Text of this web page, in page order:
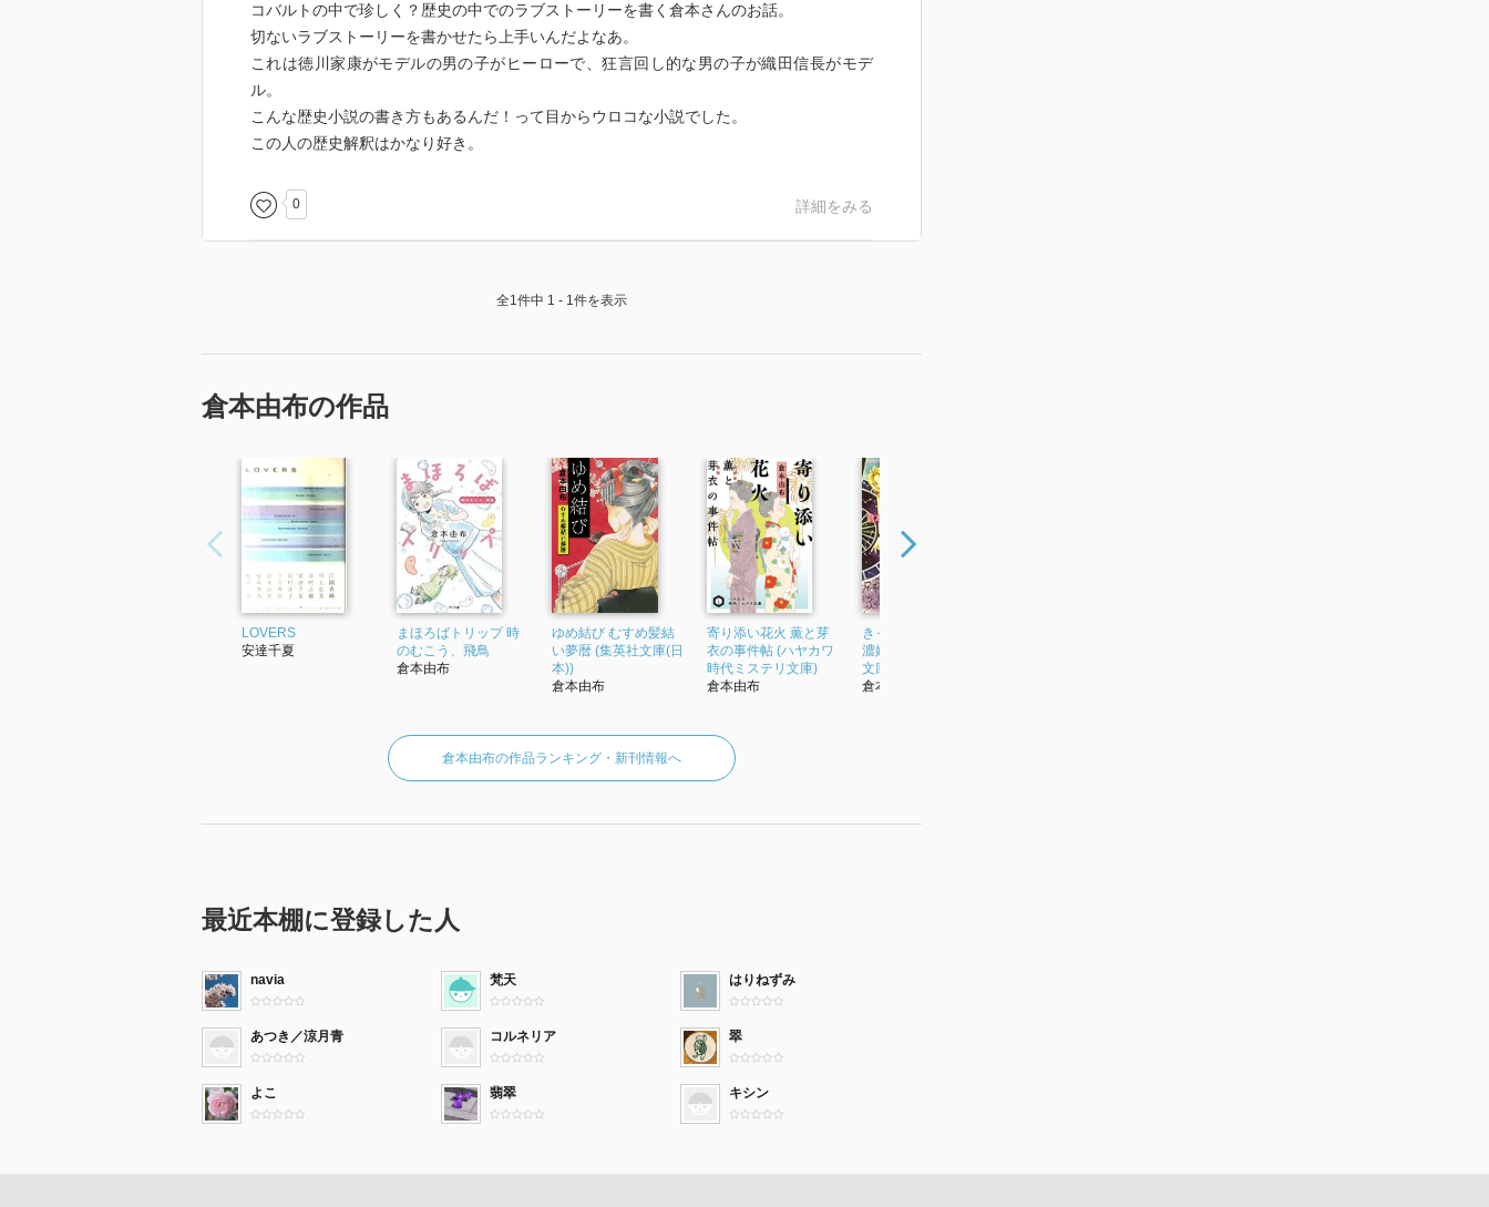
コバルトの中で珍しく？歴史の中でのラブストーリーを書く倉本さんのお話。
切ないラブストーリーを書かせたら上手いんだよなあ。
これは徳川家康がモデルの男の子がヒーローで、狂言回し的な男の子が織田信長がモデ
ル。
こんな歴史小説の書き方もあるんだ！って目からウロコな小説でした。
この人の歴史解釈はかなり好き。
0 詳細をみる
全1件中 1 - 1件を表示
倉本由布の作品
LOVERS
安達千夏
まほろばトリップ 時
のむこう、飛鳥
倉本由布
ゆめ結び むすめ髪結
い夢暦 (集英社文庫(日
本))
倉本由布
寄り添い花火 薫と芽
衣の事件帖 (ハヤカワ
時代ミステリ文庫)
倉本由布
きっとめぐり逢える
濃姫夢紀行 (コバルト
文庫)
倉本由布
倉本由布の作品ランキング・新刊情報へ
最近本棚に登録した人
navia 梵天 はりねずみ
あつき／涼月青 コルネリア 翠
よこ 翡翠 キシン